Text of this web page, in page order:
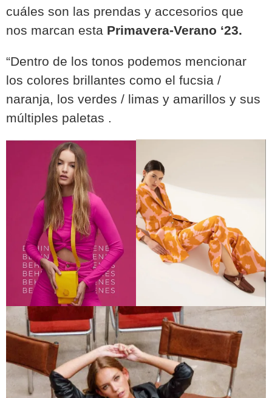
cuáles son las prendas y accesorios que
nos marcan esta Primavera-Verano ‘23.
“Dentro de los tonos podemos mencionar
los colores brillantes como el fucsia /
naranja, los verdes / limas y amarillos y sus
múltiples paletas .